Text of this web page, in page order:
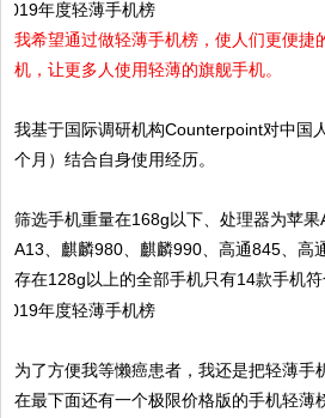
我希望通过做轻薄手机榜，使人们更便捷
机，让更多人使用轻薄的旗舰手机。
我基于国际调研机构Counterpoint对中国
个月）结合自身使用经历。
筛选手机重量在168g以下、处理器为苹
A13、麒麟980、麒麟990、高通845、高
存在128g以上的全部手机只有14款手机符
为了方便我等懒癌患者，我还是把轻薄手
在最下面还有一个极限价格版的手机轻薄